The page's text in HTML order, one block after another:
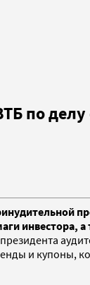
по
и купоны,